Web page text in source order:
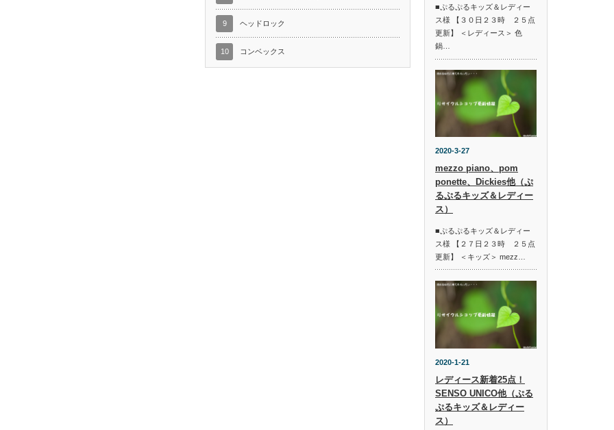
9 ヘッドロック
10 コンベックス
■ぷるぷるキッズ＆レディー
ス様 【３０日２３時 ２５点
更新】 ＜レディース＞ 色
鍋…
2020-3-27
mezzo piano、pom
ponette、Dickies他（ぷ
るぷるキッズ＆レディー
ス）
■ぷるぷるキッズ＆レディー
ス様 【２７日２３時 ２５点
更新】 ＜キッズ＞ mezz…
2020-1-21
レディース新着25点！
SENSO UNICO他（ぷる
ぷるキッズ＆レディー
ス）